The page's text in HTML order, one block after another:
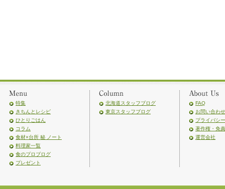
特集
きちんとレシピ
ひとりごはん
コラム
食材×台所 秘 ノート
料理家一覧
食のプロブログ
プレゼント
北海道スタッフブログ
東京スタッフブログ
FAQ
お問い合わせ
プライバシ
著作権・免
運営会社